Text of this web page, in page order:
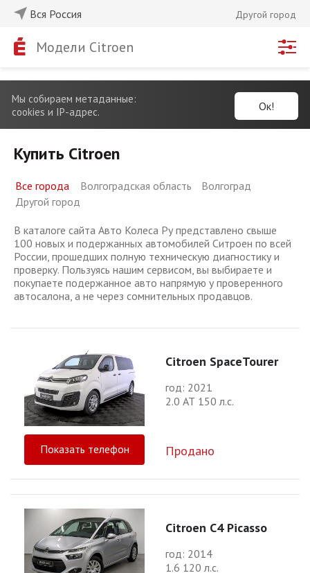
Вся Россия Другой город
Модели Citroen
Мы собираем метаданные:
cookies и IP-адрес.
Ок!
Купить Citroen
Все города Волгоградская область
Волгоград
Другой город
В каталоге сайта Авто Колеса Ру представлено свыше
100 новых и подержанных автомобилей Ситроен по всей
России, прошедших полную техническую диагностику и
проверку. Пользуясь нашим сервисом, вы выбираете и
покупаете подержанное авто напрямую у проверенного
автосалона, а не через сомнительных продавцов.
Citroen SpaceTourer
год: 2021
2.0 АТ 150 л.с.
Показать телефон Продано
Citroen C4 Picasso
год: 2014
1.6 120 л.с.